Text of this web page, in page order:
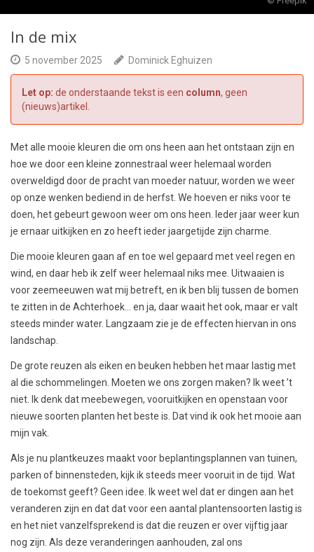
In de mix
5 november 2025 Dominick Eghuizen
Let op: de onderstaande tekst is een column, geen
(nieuws)artikel.
Met alle mooie kleuren die om ons heen aan het ontstaan zijn en
hoe we door een kleine zonnestraal weer helemaal worden
overweldigd door de pracht van moeder natuur, worden we weer
op onze wenken bediend in de herfst. We hoeven er niks voor te
doen, het gebeurt gewoon weer om ons heen. Ieder jaar weer kun
je ernaar uitkijken en zo heeft ieder jaargetijde zijn charme.
Die mooie kleuren gaan af en toe wel gepaard met veel regen en
wind, en daar heb ik zelf weer helemaal niks mee. Uitwaaien is
voor zeemeeuwen wat mij betreft, en ik ben blij tussen de bomen
te zitten in de Achterhoek… en ja, daar waait het ook, maar er valt
steeds minder water. Langzaam zie je de effecten hiervan in ons
landschap.
De grote reuzen als eiken en beuken hebben het maar lastig met
al die schommelingen. Moeten we ons zorgen maken? Ik weet ’t
niet. Ik denk dat meebewegen, vooruitkijken en openstaan voor
nieuwe soorten planten het beste is. Dat vind ik ook het mooie aan
mijn vak.
Als je nu plantkeuzes maakt voor beplantingsplannen van tuinen,
parken of binnensteden, kijk ik steeds meer vooruit in de tijd. Wat
de toekomst geeft? Geen idee. Ik weet wel dat er dingen aan het
veranderen zijn en dat dat voor een aantal plantensoorten lastig is
en het niet vanzelfsprekend is dat die reuzen er over vijftig jaar
nog zijn. Als deze veranderingen aanhouden, zal ons